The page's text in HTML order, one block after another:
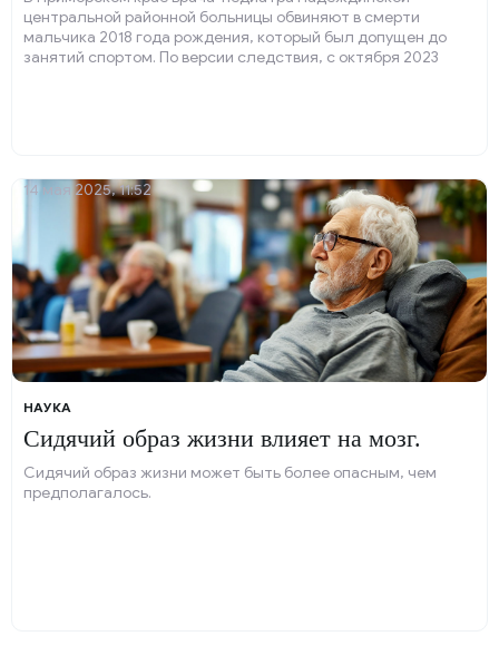
центральной районной больницы обвиняют в смерти
мальчика 2018 года рождения, который был допущен до
занятий спортом. По версии следствия, с октября 2023
НАУКА
Сидячий образ жизни влияет на мозг.
Сидячий образ жизни может быть более опасным, чем
предполагалось.
14 мая 2025, 11:52